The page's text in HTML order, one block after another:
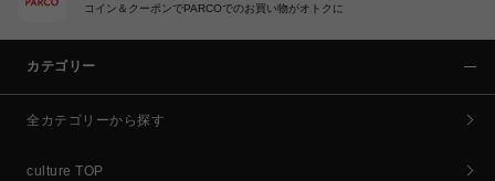
コイン＆クーポンでPARCOでのお買い物がオトクに
カテゴリー
全カテゴリーから探す
culture TOP